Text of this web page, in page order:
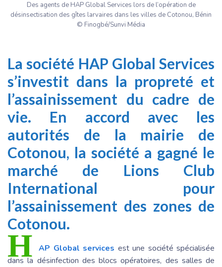
Des agents de HAP Global Services lors de l’opération de
désinsectisation des gîtes larvaires dans les villes de Cotonou, Bénin
© Finogbé/Sunvi Média
La société HAP Global Services
s’investit dans la propreté et
l’assainissement du cadre de
vie. En accord avec les
autorités de la mairie de
Cotonou, la société a gagné le
marché de Lions Club
International pour
l’assainissement des zones de
Cotonou.
H AP Global services est une société spécialisée
dans la désinfection des blocs opératoires, des salles de